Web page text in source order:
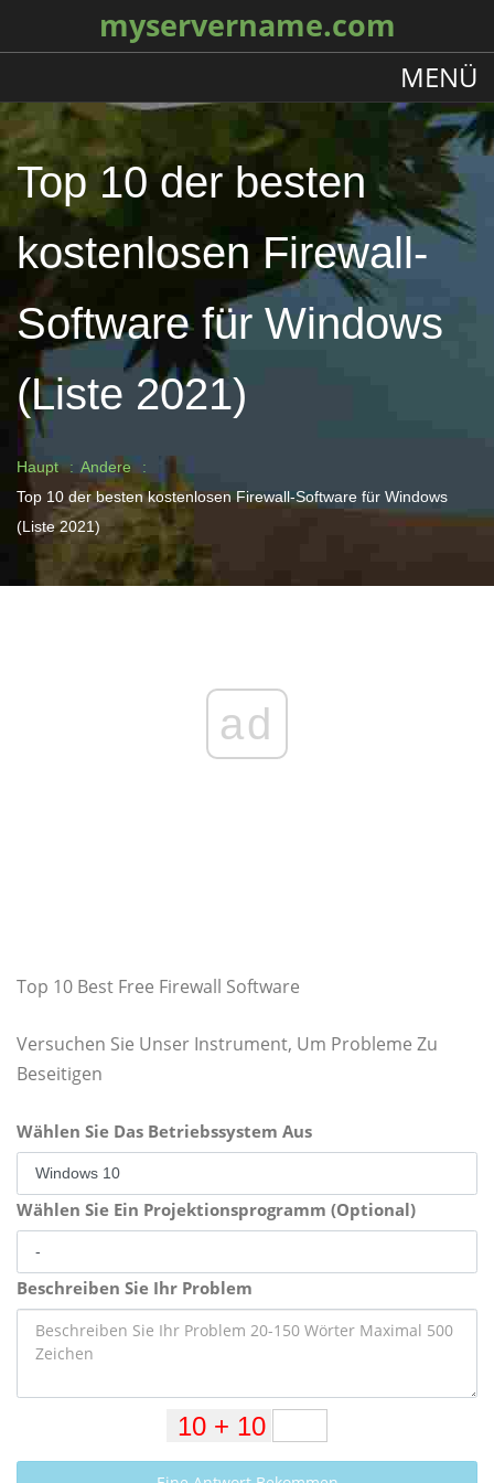
myservername.com
MENÜ
Top 10 der besten
kostenlosen Firewall-
Software für Windows
(Liste 2021)
Haupt
Andere
Top 10 der besten kostenlosen Firewall-Software für Windows
(Liste 2021)
ad
Top 10 Best Free Firewall Software
Versuchen Sie Unser Instrument, Um Probleme Zu
Beseitigen
Wählen Sie Das Betriebssystem Aus
Wählen Sie Ein Projektionsprogramm (Optional)
Beschreiben Sie Ihr Problem